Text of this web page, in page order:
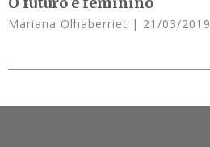
Mariana Olhaberriet 21/03/2019